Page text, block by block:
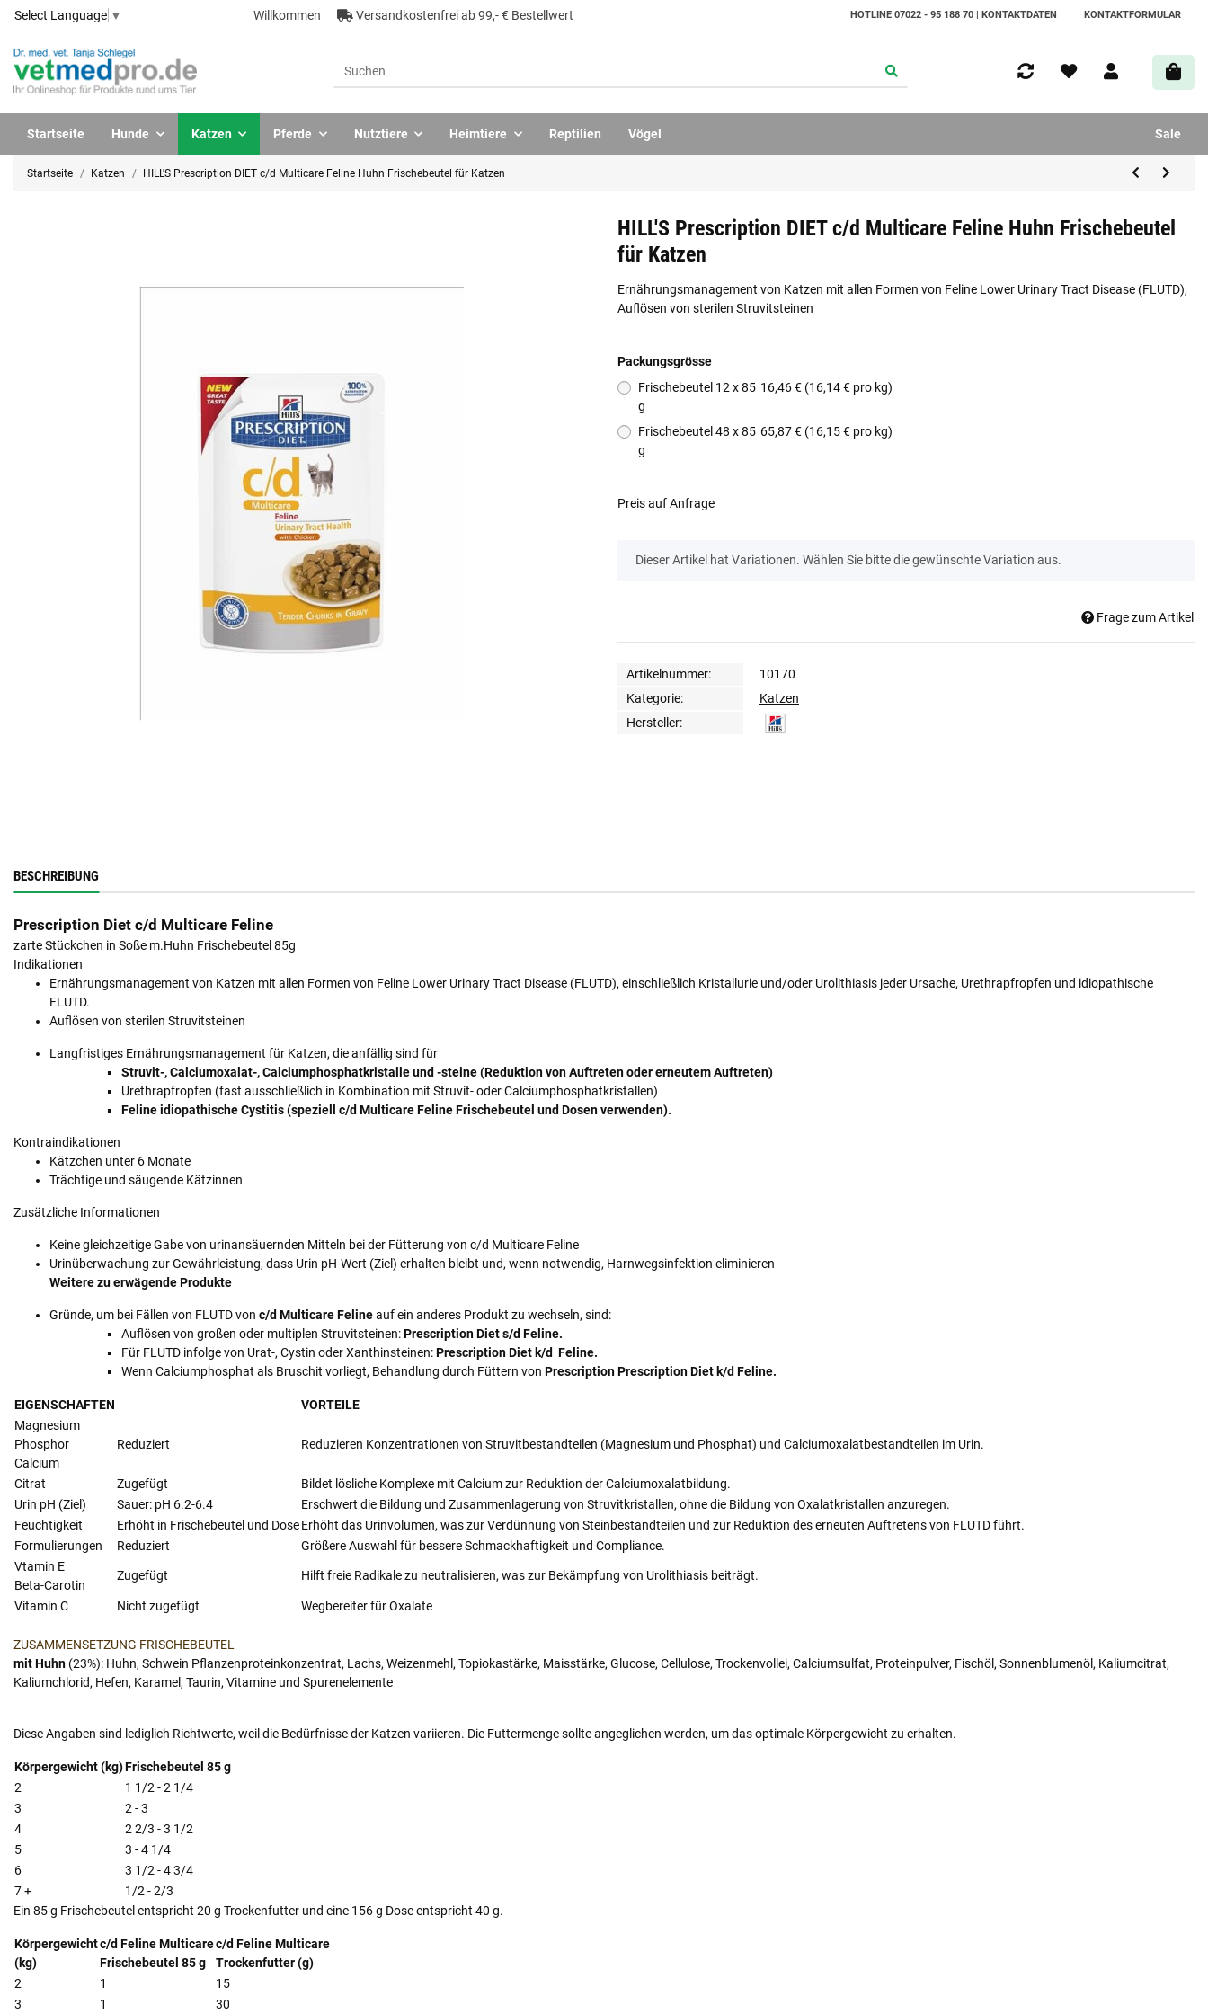
Select Language ▼ Willkommen Versandkostenfrei ab 99,- € Bestellwert HOTLINE 07022 - 95 188 70 | KONTAKTDATEN KONTAKTFORMULAR
Hunde Katzen Pferde Nutztiere Heimtiere Reptilien Vögel
Startseite Sale
Startseite Katzen HILL'S Prescription DIET c/d Multicare Feline Huhn Frischebeutel für Katzen
HILL'S Prescription DIET c/d Multicare Feline Huhn Frischebeutel
für Katzen
Ernährungsmanagement von Katzen mit allen Formen von Feline Lower Urinary Tract Disease (FLUTD),
Auflösen von sterilen Struvitsteinen
Packungsgrösse
Frischebeutel 12 x 85
g
16,46 € (16,14 € pro kg)
Frischebeutel 48 x 85
g
65,87 € (16,15 € pro kg)
Preis auf Anfrage
x
Dieser Artikel hat Variationen. Wählen Sie bitte die gewünschte Variation aus.
Frage zum Artikel
Artikelnummer:
10170
Kategorie:
Katzen
Hersteller:
BESCHREIBUNG
Prescription Diet c/d Multicare Feline
zarte Stückchen in Soße m.Huhn Frischebeutel 85g
Indikationen
Ernährungsmanagement von Katzen mit allen Formen von Feline Lower Urinary Tract Disease (FLUTD), einschließlich Kristallurie und/oder Urolithiasis jeder Ursache, Urethrapfropfen und idiopathische
FLUTD.
Auflösen von sterilen Struvitsteinen
Langfristiges Ernährungsmanagement für Katzen, die anfällig sind für
Struvit-, Calciumoxalat-, Calciumphosphatkristalle und -steine (Reduktion von Auftreten oder erneutem Auftreten)
Urethrapfropfen (fast ausschließlich in Kombination mit Struvit- oder Calciumphosphatkristallen)
Feline idiopathische Cystitis(speziell c/d Multicare FelineFrischebeutel und Dosen verwenden).
Kontraindikationen
Kätzchen unter 6 Monate
Trächtige und säugende Kätzinnen
Zusätzliche Informationen
Keine gleichzeitige Gabe von urinansäuernden Mitteln bei der Fütterung von c/d Multicare Feline
Urinüberwachung zur Gewährleistung, dass Urin pH-Wert (Ziel) erhalten bleibt und, wenn notwendig, Harnwegsinfektion eliminieren
Weitere zu erwägende Produkte
Gründe, um bei Fällen von FLUTD von c/d Multicare Felineauf ein anderes Produkt zu wechseln, sind:
Auflösen von großen oder multiplen Struvitsteinen:Prescription Diet s/d Feline.
Für FLUTD infolge von Urat-, Cystin oder Xanthinsteinen:Prescription Diet k/d Feline.
Wenn Calciumphosphat als Bruschit vorliegt, Behandlung durch Füttern von Prescription Prescription Diet k/d Feline.
EIGENSCHAFTEN
VORTEILE
Magnesium
Phosphor
Calcium
Reduziert Reduzieren Konzentrationen von Struvitbestandteilen (Magnesium und Phosphat) und Calciumoxalatbestandteilen im Urin.
Citrat Zugefügt
Bildet lösliche Komplexe mit Calcium zur Reduktion der Calciumoxalatbildung.
Urin pH (Ziel)
Sauer: pH 6.2-6.4
Erschwert die Bildung und Zusammenlagerung von Struvitkristallen, ohne die Bildung von Oxalatkristallen anzuregen.
Feuchtigkeit
Erhöht in Frischebeutel und DoseErhöht das Urinvolumen, was zur Verdünnung von Steinbestandteilen und zur Reduktion des erneuten Auftretens von FLUTD führt.
Formulierungen
Reduziert
Größere Auswahl für bessere Schmackhaftigkeit und Compliance.
Vtamin E
Beta-Carotin
Zugefügt Hilft freie Radikale zu neutralisieren, was zur Bekämpfung von Urolithiasis beiträgt.
Vitamin C Nicht zugefügt Wegbereiter für Oxalate
ZUSAMMENSETZUNG FRISCHEBEUTEL
mit Huhn (23%): Huhn, Schwein Pflanzenproteinkonzentrat, Lachs, Weizenmehl, Topiokastärke, Maisstärke, Glucose, Cellulose, Trockenvollei, Calciumsulfat, Proteinpulver, Fischöl, Sonnenblumenöl, Kaliumcitrat,
Kaliumchlorid, Hefen, Karamel, Taurin, Vitamine und Spurenelemente
Diese Angaben sind lediglich Richtwerte, weil die Bedürfnisse der Katzen variieren. Die Futtermenge sollte angeglichen werden, um das optimale Körpergewicht zu erhalten.
Körpergewicht (kg)Frischebeutel 85 g
2
1 1/2 - 2 1/4
3
2 - 3
4
2 2/3 - 3 1/2
5
3 - 4 1/4
6
3 1/2 - 4 3/4
7 +
1/2 - 2/3
Ein 85 g Frischebeutel entspricht 20 g Trockenfutter und eine 156 g Dose entspricht 40 g.
Körpergewicht
(kg)
c/d Feline Multicare
Frischebeutel 85 g
c/d Feline Multicare
Trockenfutter (g)
2
1
15
3
1 30